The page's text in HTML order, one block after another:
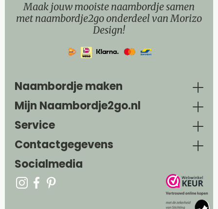
Maak jouw mooiste naambordje samen
met naambordje2go onderdeel van Morizo
Design!
Naambordje maken
Mijn Naambordje2go.nl
Service
Contactgegevens
Socialmedia